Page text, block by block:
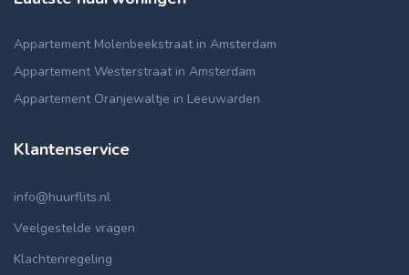
Appartement Molenbeekstraat in Amsterdam
Appartement Westerstraat in Amsterdam
Appartement Oranjewaltje in Leeuwarden
Klantenservice
info@huurflits.nl
Veelgestelde vragen
Klachtenregeling